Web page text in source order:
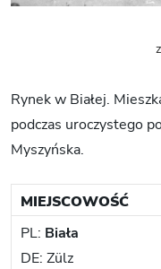
Rynek w Białej.
podczas uroczystego
Myszyńska.
MIEJSCOWOŚĆ
PL: Biała
DE: Zülz